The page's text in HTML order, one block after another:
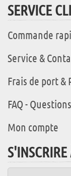
SERVICE
Commande
Service &
Frais de port &
FAQ -
Mon compte